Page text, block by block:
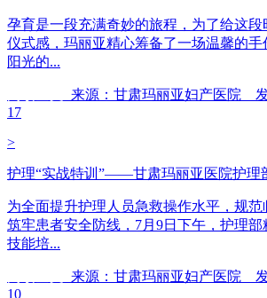
孕育是一段充满奇妙的旅程，为了给这
仪式感，玛丽亚精心筹备了一场温馨的
阳光的...
来源：甘肃玛丽亚妇产医院
17
>
护理“实战特训”——甘肃玛丽亚医院护理
为全面提升护理人员急救操作水平，规范
筑牢患者安全防线，7月9日下午，护理
技能培...
来源：甘肃玛丽亚妇产医院
10